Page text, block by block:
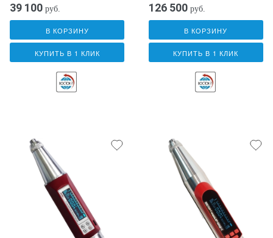
39 100 руб.
В КОРЗИНУ
КУПИТЬ В 1 КЛИК
126 500 руб.
В КОРЗИНУ
КУПИТЬ В 1 КЛИК